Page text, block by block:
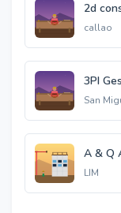
2d
callao
3PI
San
A & Q
LIM